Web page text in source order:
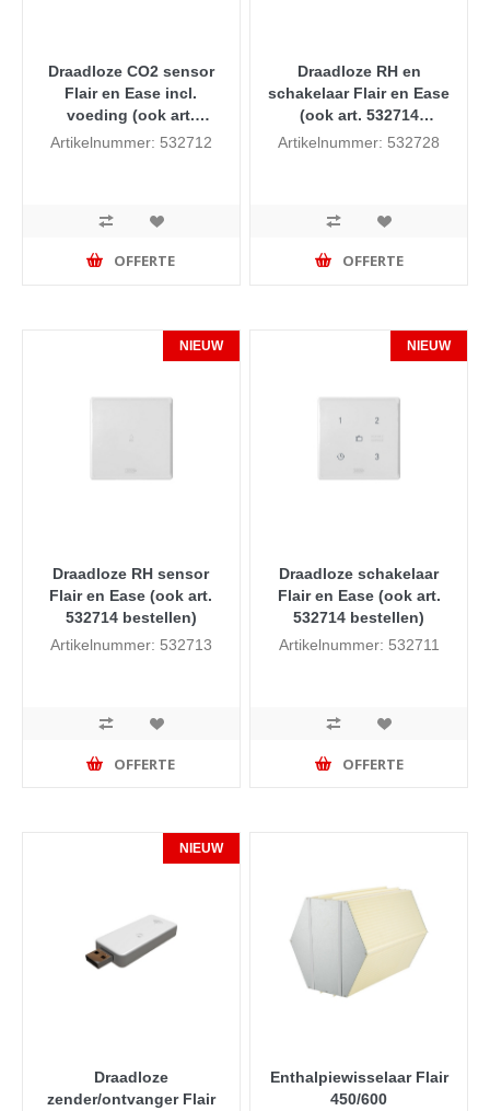
Draadloze CO2 sensor
Flair en Ease incl.
voeding (ook art.
532714 bestellen)
Artikelnummer: 532712
OFFERTE
Draadloze RH en
schakelaar Flair en Ease
(ook art. 532714
bestellen)
Artikelnummer: 532728
OFFERTE
NIEUW
Draadloze RH sensor
Flair en Ease (ook art.
532714 bestellen)
Artikelnummer: 532713
OFFERTE
NIEUW
Draadloze schakelaar
Flair en Ease (ook art.
532714 bestellen)
Artikelnummer: 532711
OFFERTE
NIEUW
Draadloze
zender/ontvanger Flair
Enthalpiewisselaar Flair
450/600